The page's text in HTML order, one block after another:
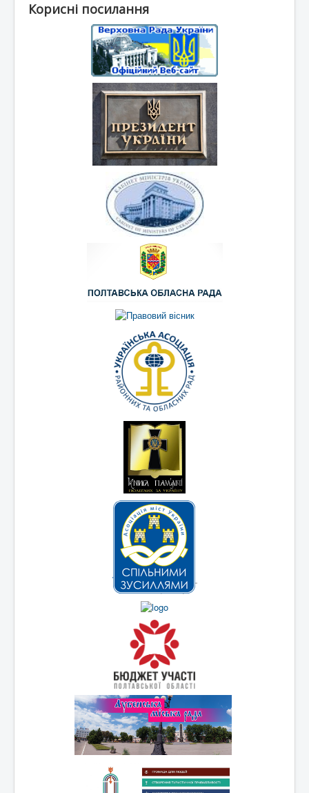
Корисні посилання